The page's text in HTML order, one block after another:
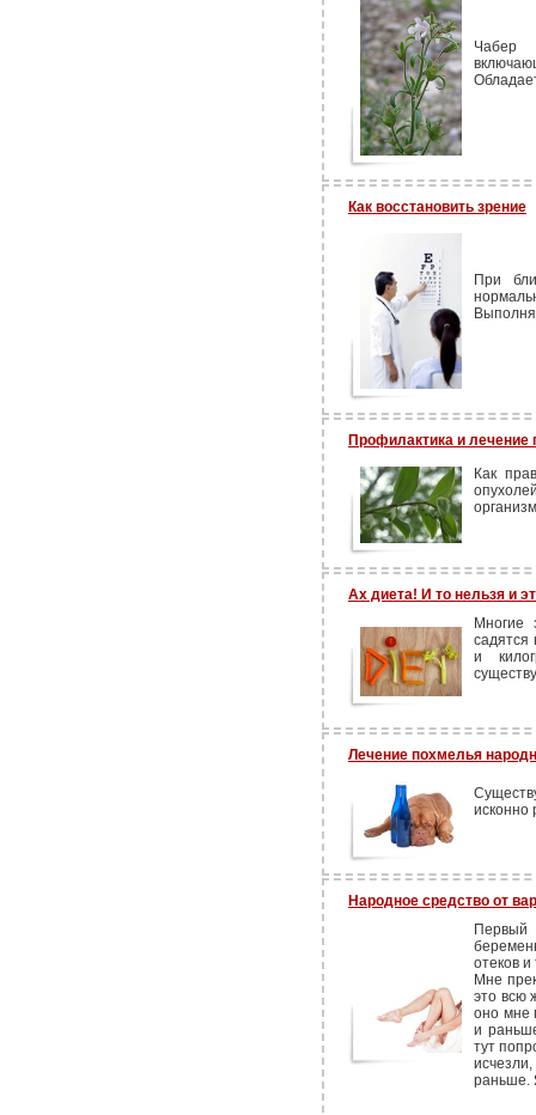
Чабер
Как восстановить зрение
При
Профилактика и
Как
Ах диета! И то нельзя и
Многие
садятся
и
Лечение похмелья
исконно
Народное средство от
отеков и
Мне
это всю
оно мне
и
тут
раньше.